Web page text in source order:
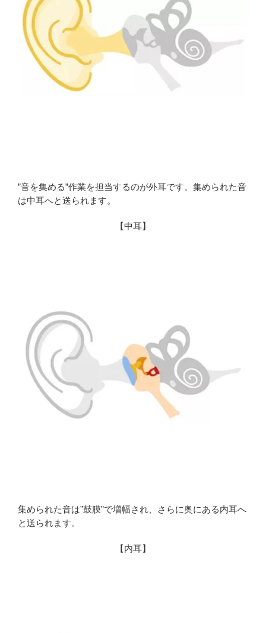
”音を集める”作業を担当するのが外耳です。集められた音
は中耳へと送られます。
【中耳】
集められた音は”鼓膜”で増幅され、さらに奥にある内耳へ
と送られます。
【内耳】